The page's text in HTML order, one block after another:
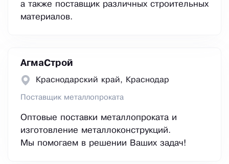
а также поставщик различных строительных
материалов.
АгмаСтрой
Краснодарский край, Краснодар
Поставщик металлопроката
Оптовые поставки металлопроката и
изготовление металлоконструкций.
Мы помогаем в решении Ваших задач!